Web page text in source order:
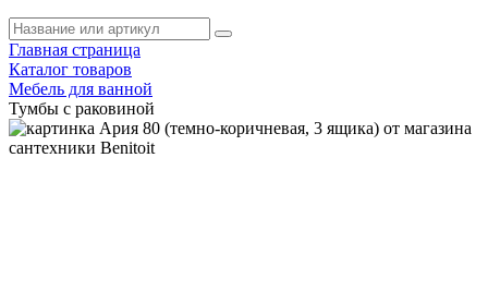
Главная страница
Каталог товаров
Мебель для ванной
Тумбы с раковиной